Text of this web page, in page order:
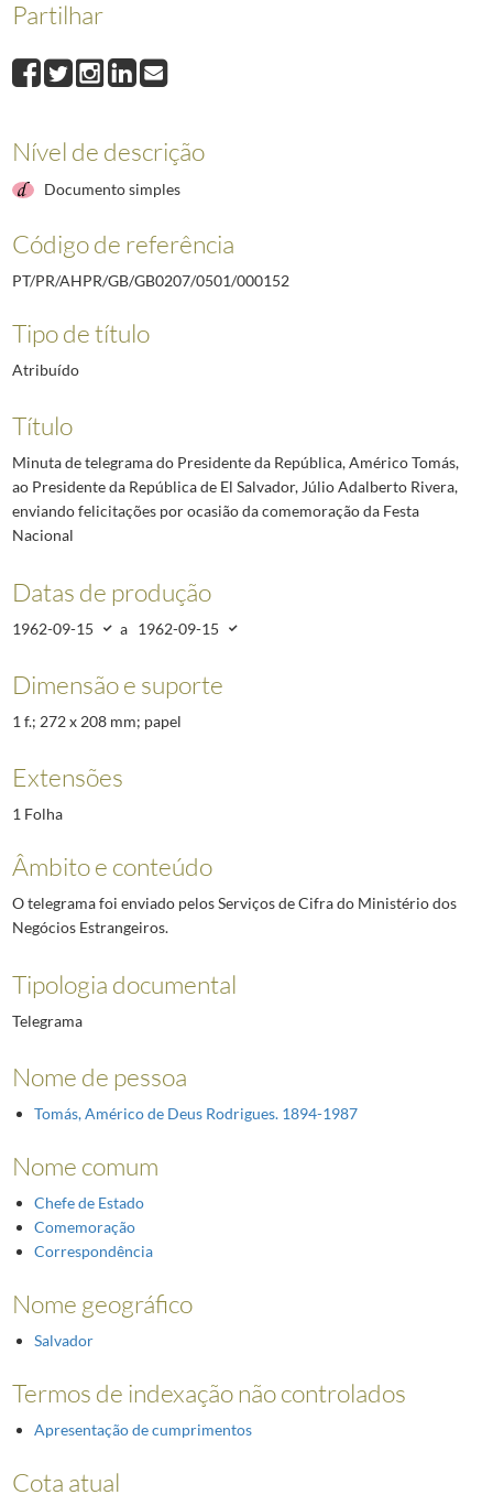
000154Minuta de telegrama do Presidente da República, Américo Tomás,
000155Minuta de telegrama do Presidente da República, Américo Tomás,
000157
Minuta de telegrama do Presidente da República, Américo Tomás,
000280 Ofício do Chefe de Protocolo do Ministério dos Negócios
Partilhar
Nível de descrição
Documento simples
Código de referência
PT/PR/AHPR/GB/GB0207/0501/000152
Tipo de título
Atribuído
Título
Minuta de telegrama do Presidente da República, Américo Tomás,
ao Presidente da República de El Salvador, Júlio Adalberto Rivera,
enviando felicitações por ocasião da comemoração da Festa
Nacional
Datas de produção
1962-09-15 a 1962-09-15
Dimensão e suporte
1 f.; 272 x 208 mm; papel
Extensões
1 Folha
Âmbito e conteúdo
O telegrama foi enviado pelos Serviços de Cifra do Ministério dos
Negócios Estrangeiros.
Tipologia documental
Telegrama
Nome de pessoa
Tomás, Américo de Deus Rodrigues. 1894-1987
Nome comum
Chefe de Estado
Comemoração
Correspondência
Nome geográfico
Salvador
Termos de indexação não controlados
Apresentação de cumprimentos
Cota atual